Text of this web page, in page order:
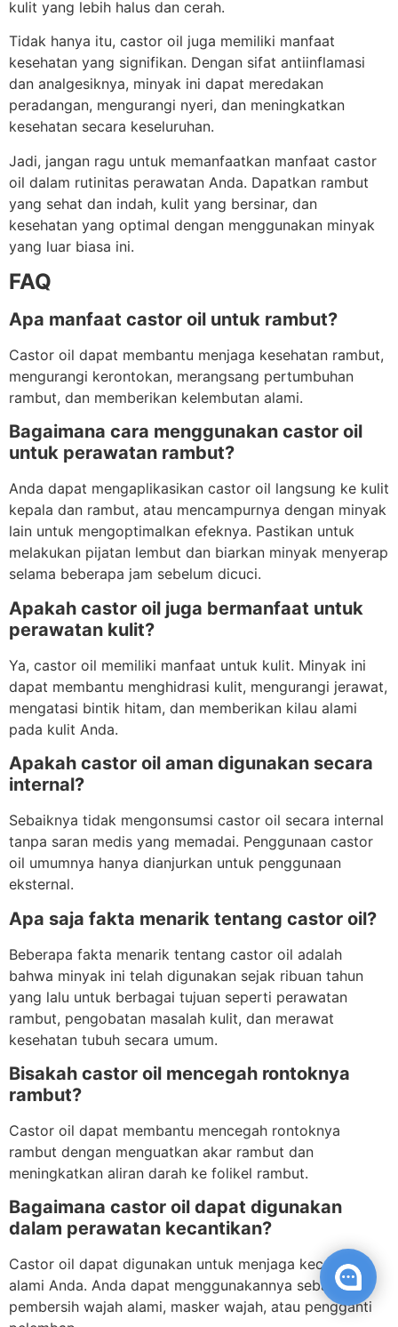
kulit yang lebih halus dan cerah.
Tidak hanya itu, castor oil juga memiliki manfaat
kesehatan yang signifikan. Dengan sifat antiinflamasi
dan analgesiknya, minyak ini dapat meredakan
peradangan, mengurangi nyeri, dan meningkatkan
kesehatan secara keseluruhan.
Jadi, jangan ragu untuk memanfaatkan manfaat castor
oil dalam rutinitas perawatan Anda. Dapatkan rambut
yang sehat dan indah, kulit yang bersinar, dan
kesehatan yang optimal dengan menggunakan minyak
yang luar biasa ini.
FAQ
Apa manfaat castor oil untuk rambut?
Castor oil dapat membantu menjaga kesehatan rambut,
mengurangi kerontokan, merangsang pertumbuhan
rambut, dan memberikan kelembutan alami.
Bagaimana cara menggunakan castor oil
untuk perawatan rambut?
Anda dapat mengaplikasikan castor oil langsung ke kulit
kepala dan rambut, atau mencampurnya dengan minyak
lain untuk mengoptimalkan efeknya. Pastikan untuk
melakukan pijatan lembut dan biarkan minyak menyerap
selama beberapa jam sebelum dicuci.
Apakah castor oil juga bermanfaat untuk
perawatan kulit?
Ya, castor oil memiliki manfaat untuk kulit. Minyak ini
dapat membantu menghidrasi kulit, mengurangi jerawat,
mengatasi bintik hitam, dan memberikan kilau alami
pada kulit Anda.
Apakah castor oil aman digunakan secara
internal?
Sebaiknya tidak mengonsumsi castor oil secara internal
tanpa saran medis yang memadai. Penggunaan castor
oil umumnya hanya dianjurkan untuk penggunaan
eksternal.
Apa saja fakta menarik tentang castor oil?
Beberapa fakta menarik tentang castor oil adalah
bahwa minyak ini telah digunakan sejak ribuan tahun
yang lalu untuk berbagai tujuan seperti perawatan
rambut, pengobatan masalah kulit, dan merawat
kesehatan tubuh secara umum.
Bisakah castor oil mencegah rontoknya
rambut?
Castor oil dapat membantu mencegah rontoknya
rambut dengan menguatkan akar rambut dan
meningkatkan aliran darah ke folikel rambut.
Bagaimana castor oil dapat digunakan
dalam perawatan kecantikan?
Castor oil dapat digunakan untuk menjaga kecantikan
alami Anda. Anda dapat menggunakannya sebagai
pembersih wajah alami, masker wajah, atau pengganti